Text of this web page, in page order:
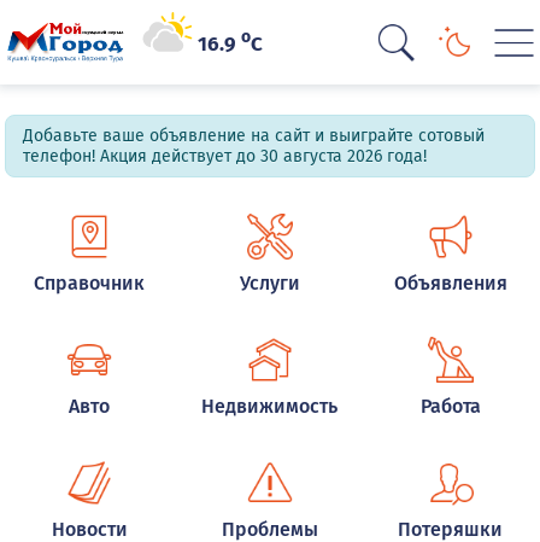
16.9oC
Добавьте ваше объявление на сайт и выиграйте сотовый
телефон! Акция действует до 30 августа 2026 года!
Справочник Услуги Объявления
Авто Недвижимость Работа
Новости Проблемы Потеряшки